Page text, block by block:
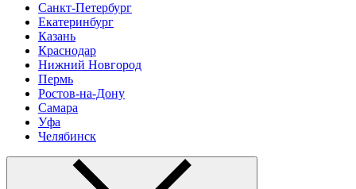
Санкт-Петербург
Екатеринбург
Казань
Краснодар
Нижний Новгород
Пермь
Ростов-на-Дону
Самара
Уфа
Челябинск